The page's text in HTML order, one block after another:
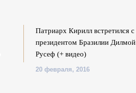
Патриарх Кирилл встретился с
президентом Бразилии Дилмой
Русеф (+ видео)
20 февраля, 2016